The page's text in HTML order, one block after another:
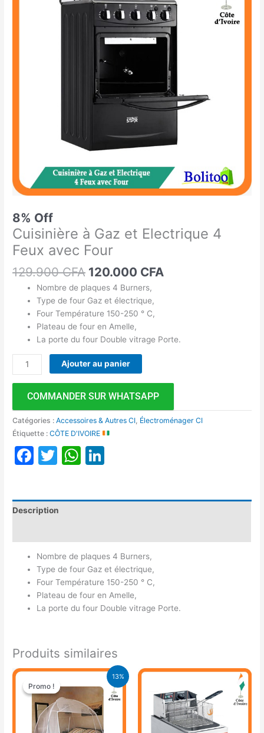
8% Off
Cuisinière à Gaz et Electrique 4
Feux avec Four
129.900CFA
129.900 CFA.
120.000 CFA
120.000 CFA.
Nombre de plaques 4 Burners,
Type de four Gaz et électrique,
Four Température 150-250 ° C,
Plateau de four en Amelle,
La porte du four Double vitrage Porte.
Ajouter au panier
COMMANDER SUR WHATSAPP
Catégories :Accessoires & Autres CI Électroménager CI
Étiquette :CÔTE D'IVOIRE
Facebook
TwitterWhatsApp
Description
Nombre de plaques 4 Burners,
Type de four Gaz et électrique,
Four Température 150-250 ° C,
Plateau de four en Amelle,
La porte du four Double vitrage Porte.
Produits similaires
13%
Promo !
Promo !
Le
prix
initial
était :
17.900 CFA.
Le
actuel
est :
15.500 CFA.